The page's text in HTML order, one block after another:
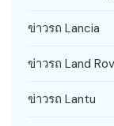
ข่าวรถ Lancia
ข่าวรถ Land
ข่าวรถ Lantu